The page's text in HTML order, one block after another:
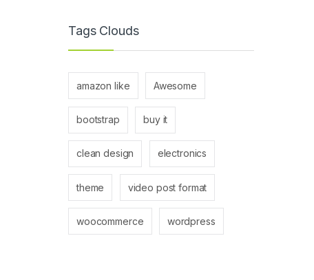
Tags Clouds
amazon like Awesome
bootstrap buy it
clean design electronics
theme video post format
woocommerce wordpress